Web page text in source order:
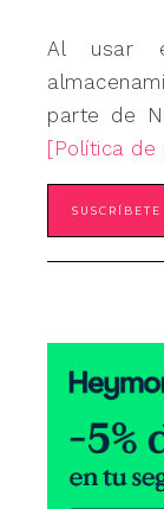
Al usar
parte de
[Política de